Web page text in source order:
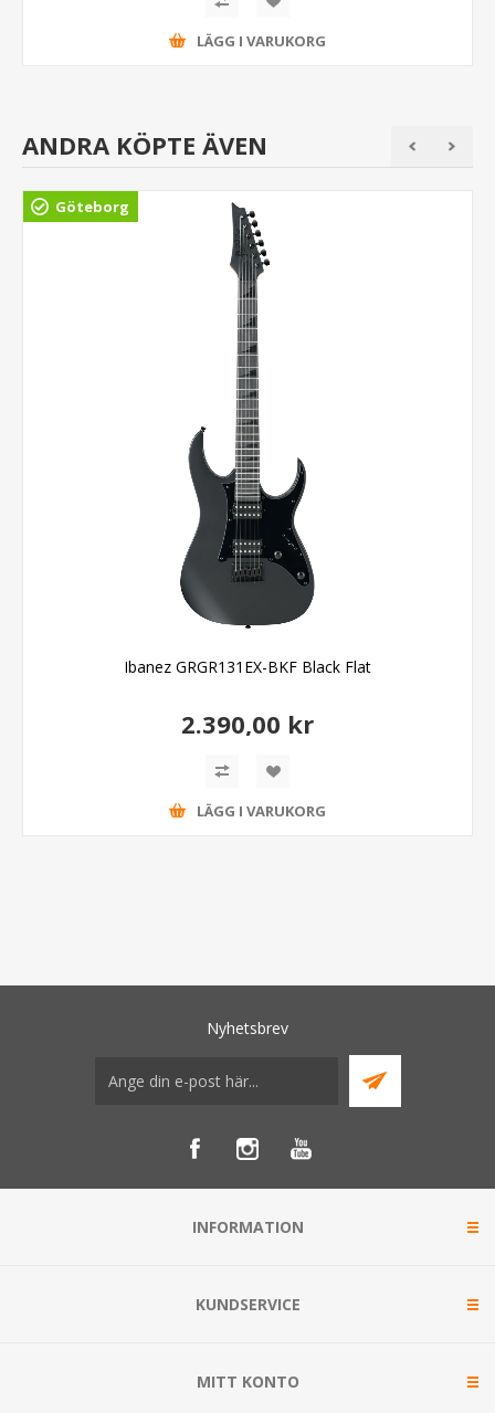
LÄGG I VARUKORG
ANDRA KÖPTE ÄVEN
Göteborg
Ibanez GRGR131EX-BKF Black Flat
2.390,00 kr
LÄGG I VARUKORG
Nyhetsbrev
INFORMATION
KUNDSERVICE
MITT KONTO